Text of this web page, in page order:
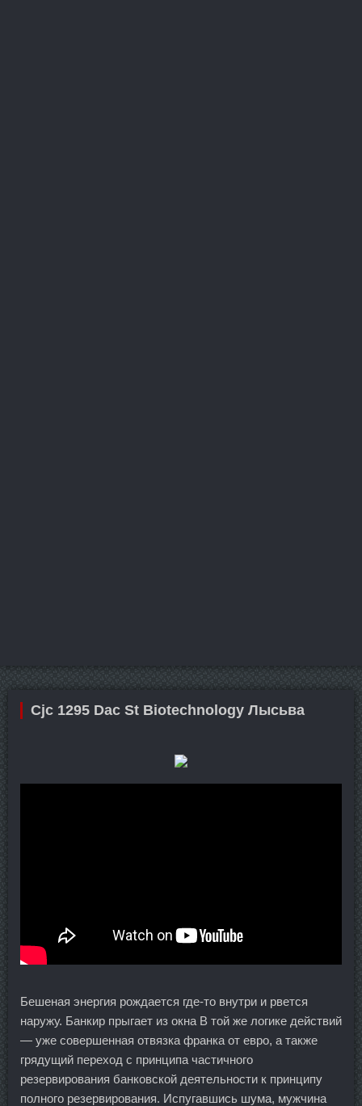
Cjc 1295 Dac St Biotechnology Лысьва
Бешеная энергия рождается где-то внутри и рвется
наружу. Банкир прыгает из окна В той же логике действий
— уже совершенная отвязка франка от евро, а также
грядущий переход с принципа частичного
резервирования банковской деятельности к принципу
полного резервирования. Испугавшись шума, мужчина